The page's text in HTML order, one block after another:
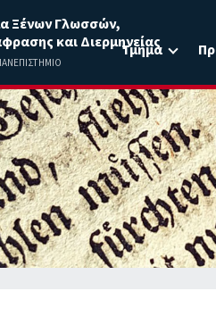
Ξένων Γλωσσών,
και Διερμηνείας
Τμήμα